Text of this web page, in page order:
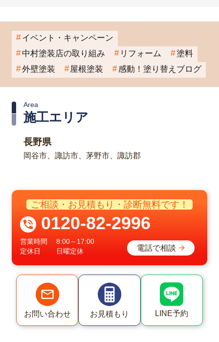
イベント・キャンペーン
中村塗装店の取り組み
リフォーム
塗料
外壁塗装
屋根塗装 感動！塗り替えブログ
施工エリア
Area
長野県
岡谷市、諏訪市、茅野市、諏訪郡
ご相談・お見積もり・診断無料です！
0120-82-2996
営業時間
8:00～17:00
定休日
日曜定休 電話で相談
お問い合わせ お見積もり LINE予約